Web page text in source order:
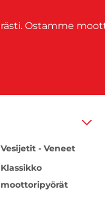
Ostamme
Vesijetit - Veneet
Klassikko
moottoripyörät